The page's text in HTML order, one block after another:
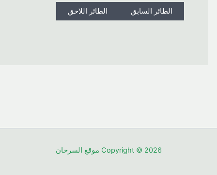
الطائر السابق الطائر اللاحق
Copyright © 2026 موقع السرحان